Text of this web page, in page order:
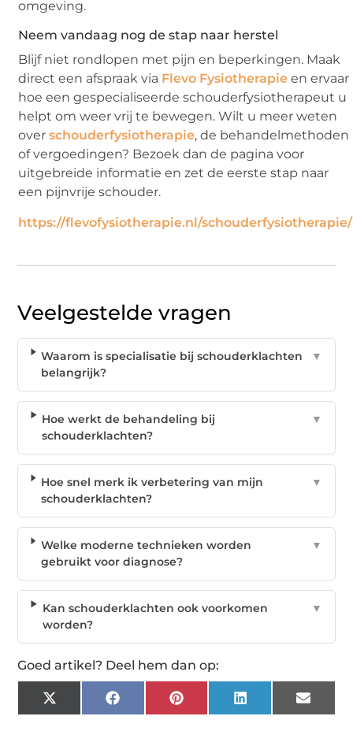
omgeving.
Neem vandaag nog de stap naar herstel
Blijf niet rondlopen met pijn en beperkingen. Maak
direct een afspraak via Flevo Fysiotherapie en ervaar
hoe een gespecialiseerde schouderfysiotherapeut u
helpt om weer vrij te bewegen. Wilt u meer weten
overschouderfysiotherapie, de behandelmethoden
of vergoedingen? Bezoek dan de pagina voor
uitgebreide informatie en zet de eerste stap naar
een pijnvrije schouder.
https://flevofysiotherapie.nl/schouderfysiotherapie/
Veelgestelde vragen
Waarom is specialisatie bij schouderklachten
belangrijk?
▼
Hoe werkt de behandeling bij
schouderklachten?
▼
Hoe snel merk ik verbetering van mijn
schouderklachten?
▼
Welke moderne technieken worden
gebruikt voor diagnose?
▼
Kan schouderklachten ook voorkomen
worden?
▼
Goed artikel? Deel hem dan op:
X
(Twitter)
Facebook Pinterest LinkedIn Email